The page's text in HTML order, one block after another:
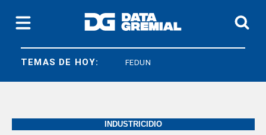
TEMAS DE HOY:
SICONARA
INDUSTRICIDIO